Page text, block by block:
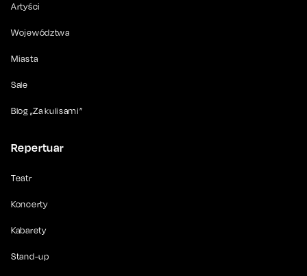
Artyści
Województwa
Miasta
Sale
Blog „Za kulisami”
Repertuar
Teatr
Koncerty
Kabarety
Stand-up